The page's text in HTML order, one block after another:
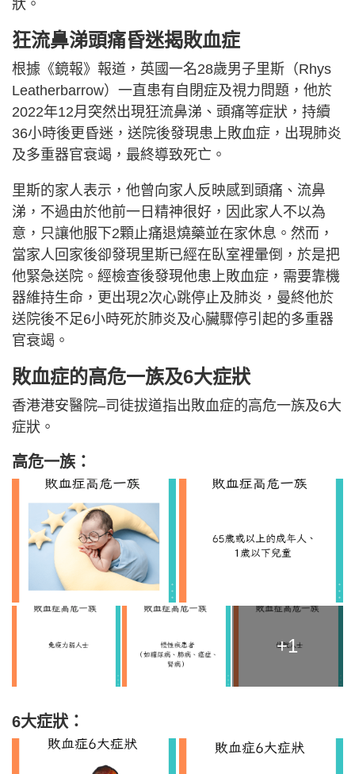
狀。
狂流鼻涕頭痛昏迷揭敗血症
根據《鏡報》報道，英國一名28歲男子里斯（Rhys
Leatherbarrow）一直患有自閉症及視力問題，他於
2022年12月突然出現狂流鼻涕、頭痛等症狀，持續
36小時後更昏迷，送院後發現患上敗血症，出現肺炎
及多重器官衰竭，最終導致死亡。
里斯的家人表示，他曾向家人反映感到頭痛、流鼻
涕，不過由於他前一日精神很好，因此家人不以為
意，只讓他服下2顆止痛退燒藥並在家休息。然而，
當家人回家後卻發現里斯已經在臥室裡暈倒，於是把
他緊急送院。經檢查後發現他患上敗血症，需要靠機
器維持生命，更出現2次心跳停止及肺炎，曼終他於
送院後不足6小時死於肺炎及心臟驟停引起的多重器
官衰竭。
敗血症的高危一族及6大症狀
香港港安醫院–司徒拔道指出敗血症的高危一族及6大
症狀。
高危一族：
+1
6大症狀：